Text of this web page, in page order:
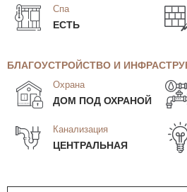
Спа
ЕСТЬ
БЛАГОУСТРОЙСТВО И
Охрана
ДОМ ПОД ОХРАНОЙ
Канализация
ЦЕНТРАЛЬНАЯ